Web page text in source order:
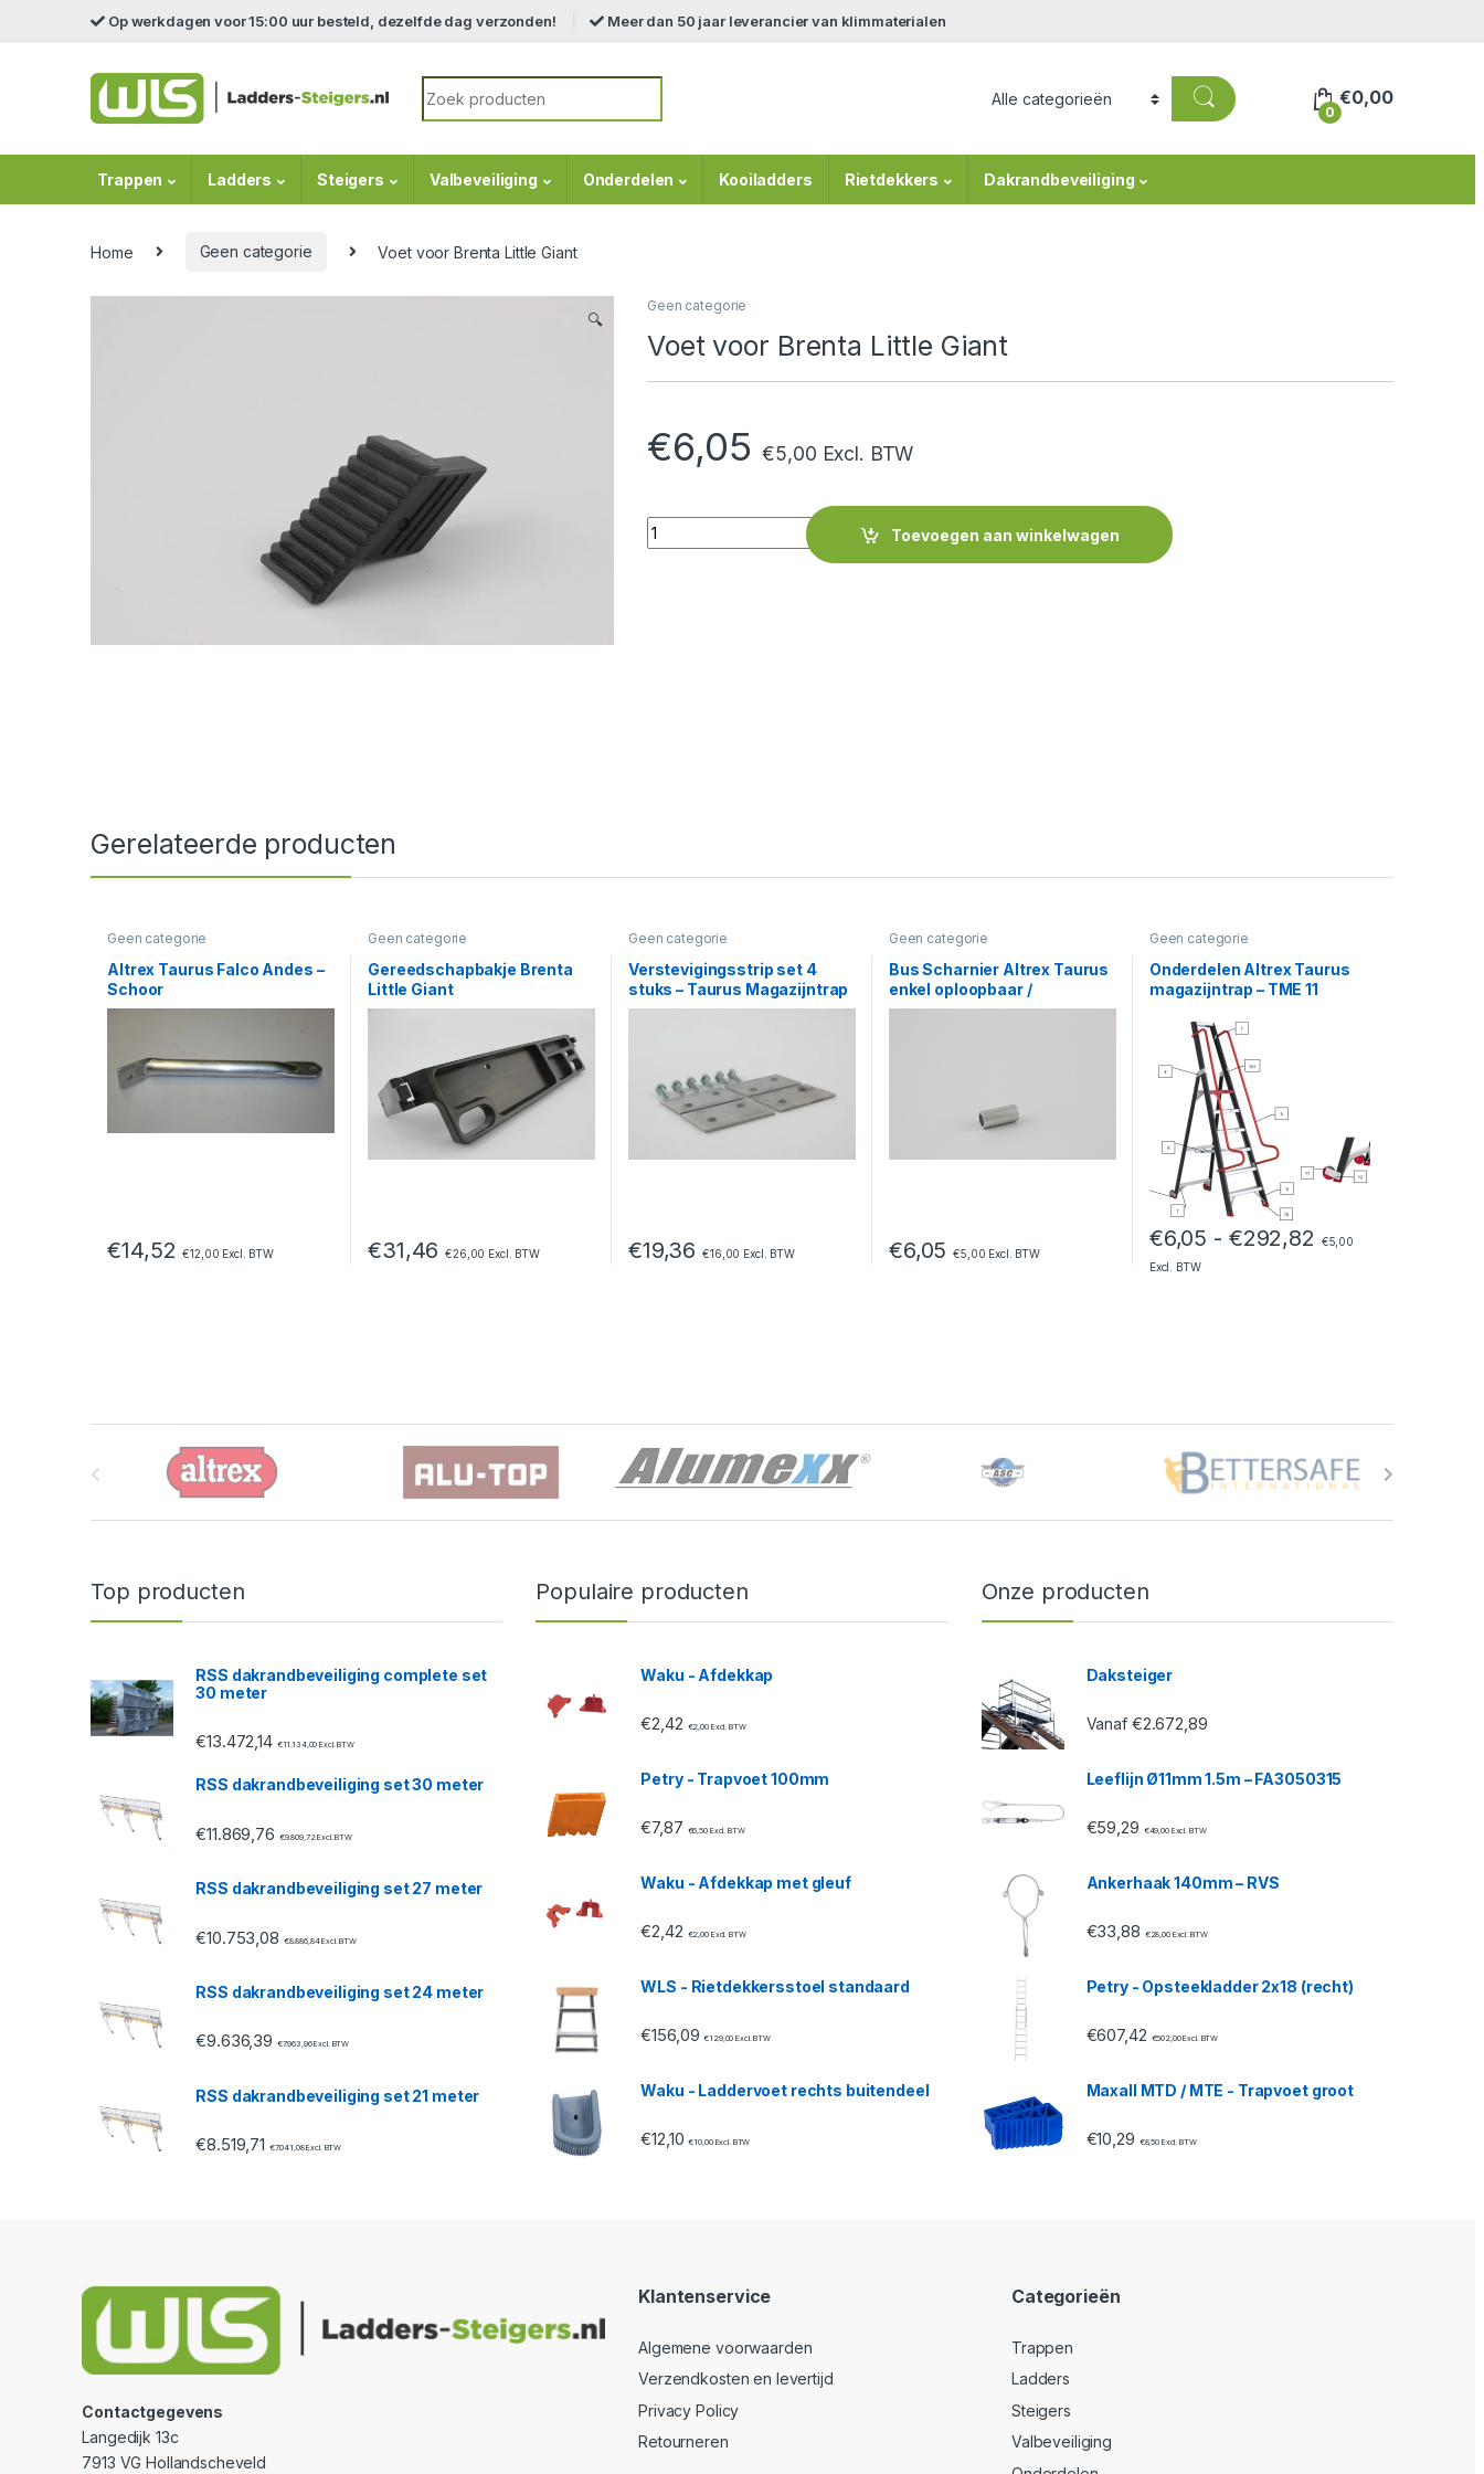
Skip to navigation
Skip to content Op werkdagen voor 15:00 uur besteld, dezelfde dag verzonden! Meer dan 50 jaar leverancier van klimmaterialen
Search for:
0
€0,00
Trappen Ladders Steigers Valbeveiliging Onderdelen Kooiladders Rietdekkers Dakrandbeveiliging
Home Geen categorie Voet voor Brenta Little Giant
🔍
Geen categorie
Voet voor Brenta Little Giant
€6,05 €5,00 Excl. BTW
Quantity
Toevoegen aan winkelwagen
Gerelateerde producten
Geen categorie
Altrex Taurus Falco Andes –
Schoor
€14,52 €12,00 Excl. BTW
Geen categorie
Gereedschapbakje Brenta
Little Giant
€31,46 €26,00 Excl. BTW
Geen categorie
Verstevigingsstrip set 4
stuks – Taurus Magazijntrap
€19,36 €16,00 Excl. BTW
Geen categorie
Bus Scharnier Altrex Taurus
enkel oploopbaar /
Magazijntrap / Andes
€6,05 €5,00 Excl. BTW
Geen categorie
Onderdelen Altrex Taurus
magazijntrap – TME 11
€6,05 - €292,82 Prijsklasse:
€5,00
Excl. BTW
Top producten
RSS dakrandbeveiliging complete set
30 meter
€13.472,14 €11.134,00 Excl. BTW
RSS dakrandbeveiliging set 30 meter
€11.869,76 €9.809,72Excl. BTW
RSS dakrandbeveiliging set 27 meter
€10.753,08 €8.886,84Excl. BTW
RSS dakrandbeveiliging set 24 meter
€9.636,39 €7.963,96Excl. BTW
RSS dakrandbeveiliging set 21 meter
€8.519,71 €7.041,08Excl. BTW
Populaire producten
Waku - Afdekkap
€2,42 €2,00Excl. BTW
Petry - Trapvoet 100mm
€7,87 €6,50Excl. BTW
Waku - Afdekkap met gleuf
€2,42 €2,00Excl. BTW
WLS - Rietdekkersstoel standaard
€156,09 €129,00 Excl. BTW
Waku - Laddervoet rechts buitendeel
€12,10 €10,00Excl. BTW
Onze producten
Daksteiger
Vanaf €2.672,89
Leeflijn Ø11mm 1.5m – FA3050315
€59,29 €49,00Excl. BTW
Ankerhaak 140mm – RVS
€33,88 €28,00Excl. BTW
Petry - Opsteekladder 2x18 (recht)
€607,42 €502,00Excl. BTW
Maxall MTD / MTE - Trapvoet groot
€10,29 €8,50Excl. BTW
Contactgegevens
Langedijk 13c
7913 VG Hollandscheveld
Klantenservice
Algemene voorwaarden
Verzendkosten en levertijd
Privacy Policy
Retourneren
Categorieën
Trappen
Ladders
Steigers
Valbeveiliging